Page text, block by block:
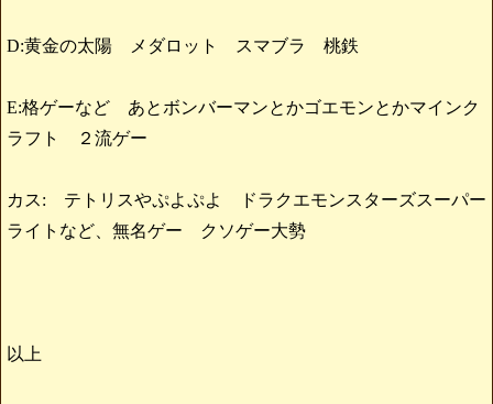
D:黄金の太陽 メダロット スマブラ 桃鉄
E:格ゲーなど あとボンバーマンとかゴエモンとかマインク
ラフト ２流ゲー
カス: テトリスやぷよぷよ ドラクエモンスターズスーパー
ライトなど、無名ゲー クソゲー大勢
以上